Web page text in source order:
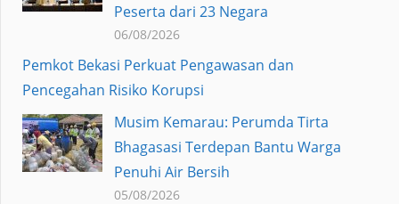
Peserta dari 23 Negara
06/08/2026
Pemkot Bekasi Perkuat Pengawasan dan
Pencegahan Risiko Korupsi
Musim Kemarau: Perumda Tirta
Bhagasasi Terdepan Bantu Warga
Penuhi Air Bersih
05/08/2026